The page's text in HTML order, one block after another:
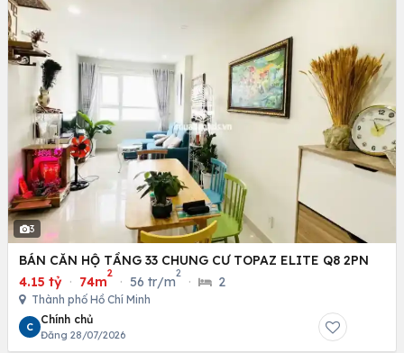
3
BÁN CĂN HỘ TẦNG 33 CHUNG CƯ TOPAZ ELITE Q8 2PN
4.15 tỷ · 74m
2
· 56 tr/m
2
· 2
Thành phố Hồ Chí Minh
C
Chính chủ
Đăng 28/07/2026